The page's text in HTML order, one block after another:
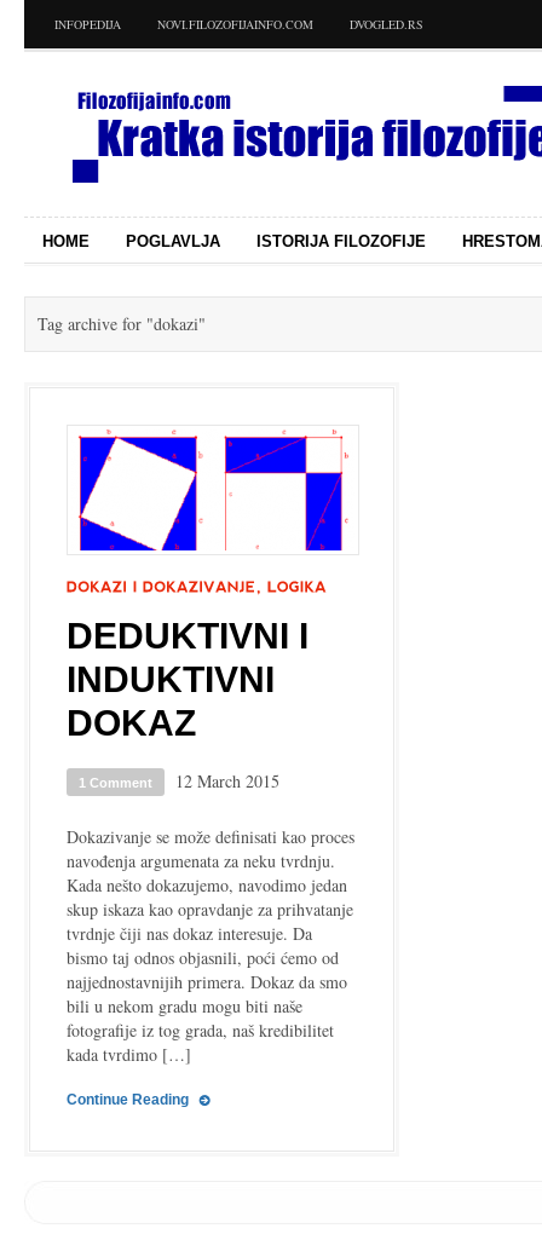
INFOPEDIJA NOVI.FILOZOFIJAINFO.COM DVOGLED.RS
HOME POGLAVLJA ISTORIJA FILOZOFIJE
Tag archive for "dokazi"
DEDUKTIVNI I
INDUKTIVNI
DOKAZ
1 Comment 12 March 2015
Dokazivanje se može definisati kao proces
navođenja argumenata za neku tvrdnju.
Kada nešto dokazujemo, navodimo jedan
skup iskaza kao opravdanje za prihvatanje
tvrdnje čiji nas dokaz interesuje. Da
bismo taj odnos objasnili, poći ćemo od
najjednostavnijih primera. Dokaz da smo
bili u nekom gradu mogu biti naše
fotografije iz tog grada, naš kredibilitet
kada tvrdimo […]
Continue Reading